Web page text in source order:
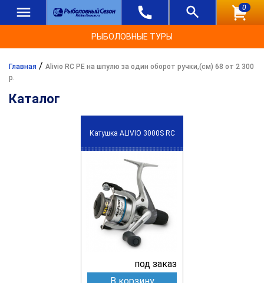
0
РЫБОЛОВНЫЕ ТУРЫ
Главная / Alivio RC PE на шпулю за один оборот ручки,(см) 68 от 2 300
р.
Каталог
Катушка ALIVIO 3000S RC
под заказ